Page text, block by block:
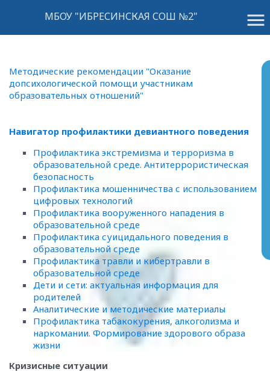
menu
МБОУ "ИБРЕСИНСКАЯ СОШ №2"
Методические рекомендации "Оказание
допсихологической помощи участникам
образовательных отношений"
Навигатор профилактики девиантного поведения
Профилактика экстремизма и терроризма в
образовательной среде. Антитеррористическая
безопасность
Профилактика мошенничества с использованием
цифровых технологий
Профилактика вооруженного нападения в
образовательной среде
Профилактика суицидального поведения в
образовательной среде
Профилактика травли и кибертравли в
образовательной среде
Дети и сети: актуальная информация для
родителей
Аналитические и методические материалы
Профилактика табакокурения, алкоголизма и
наркомании. Формирование здорового образа
жизни
Кризисные ситуации